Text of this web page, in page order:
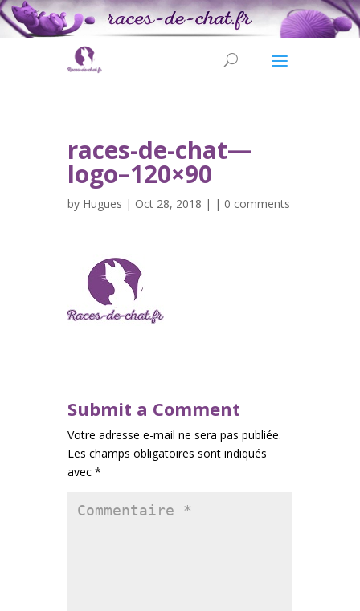
races-de-chat—
logo–120×90
by Hugues | Oct 28, 2018 | | 0 comments
Submit a Comment
Votre adresse e-mail ne sera pas publiée.
Les champs obligatoires sont indiqués
avec *